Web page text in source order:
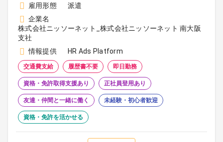
雇用形態
派遣
企業名
株式会社ニッソーネット_株式会社ニッソーネット 南大阪
支社
情報提供
HR Ads Platform
交通費支給 履歴書不要 即日勤務
資格・免許取得支援あり 正社員登用あり
友達・仲間と一緒に働く 未経験・初心者歓迎
資格・免許を活かせる